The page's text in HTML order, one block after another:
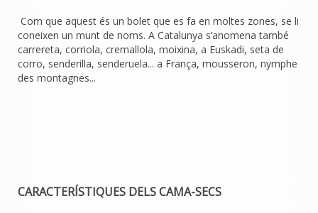
Com que aquest és un bolet que es fa en moltes zones, se li
coneixen un munt de noms. A Catalunya s’anomena també
carrereta, corriola, cremallola, moixina, a Euskadi, seta de
corro, senderilla, senderuela... a França, mousseron, nymphe
des montagnes...
CARACTERÍSTIQUES DELS CAMA-SECS